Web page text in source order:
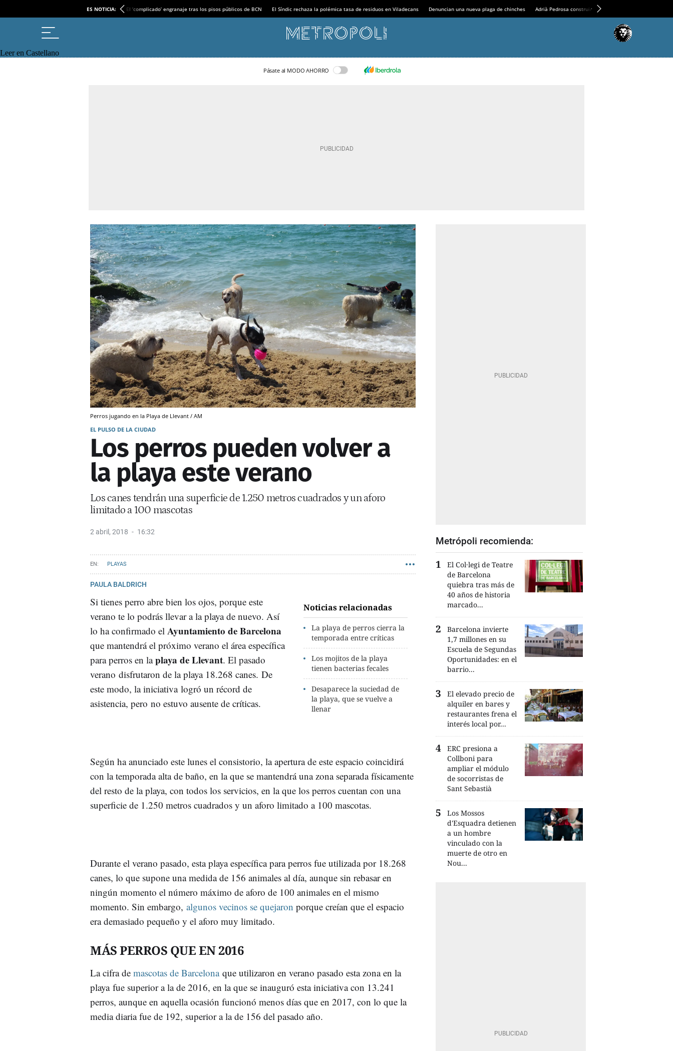
ES NOTICIA: El ‘complicado’ engranaje tras los pisos públicos de BCN El Síndic rechaza la polémica tasa de residuos en Viladecans Denuncian una nueva plaga de chinches Adrià Pedrosa construirá la nueva residencia en el
Leer en Castellano
Pásate al MODO AHORRO
Perros jugando en la Playa de Llevant / AM
EL PULSO DE LA CIUDAD
Los perros pueden volver a
la playa este verano
Los canes tendrán una superficie de 1.250 metros cuadrados y un aforo
limitado a 100 mascotas
2 abril, 2018 16:32
PLAYAS
PAULA BALDRICH
Noticias relacionadas
La playa de perros cierra la
temporada entre críticas
Los mojitos de la playa
tienen bacterias fecales
Desaparece la suciedad de
la playa, que se vuelve a
llenar
Si tienes perro abre bien los ojos, porque este
verano te lo podrás llevar a la playa de nuevo. Así
lo ha confirmado el Ayuntamiento de Barcelona
que mantendrá el próximo verano el área específica
para perros en laplaya de Llevant. El pasado
verano disfrutaron de la playa 18.268 canes. De
este modo, la iniciativa logró un récord de
asistencia, pero no estuvo ausente de críticas.
Según ha anunciado este lunes el consistorio, la apertura de este espacio coincidirá
con la temporada alta de baño, en la que se mantendrá una zona separada físicamente
del resto de la playa, con todos los servicios, en la que los perros cuentan con una
superficie de 1.250 metros cuadrados y un aforo limitado a 100 mascotas.
Durante el verano pasado, esta playa específica para perros fue utilizada por 18.268
canes, lo que supone una medida de 156 animales al día, aunque sin rebasar en
ningún momento el número máximo de aforo de 100 animales en el mismo
momento. Sin embargo, algunos vecinos se quejaron porque creían que el espacio
era demasiado pequeño y el aforo muy limitado.
MÁS PERROS QUE EN 2016
La cifra de mascotas de Barcelonaque utilizaron en verano pasado esta zona en la
playa fue superior a la de 2016, en la que se inauguró esta iniciativa con 13.241
perros, aunque en aquella ocasión funcionó menos días que en 2017, con lo que la
media diaria fue de 192, superior a la de 156 del pasado año.
Metrópoli recomienda:
El Col·legi de Teatre
de Barcelona
quiebra tras más de
40 años de historia
marcado...
Barcelona invierte
1,7 millones en su
Escuela de Segundas
Oportunidades: en el
barrio...
El elevado precio de
alquiler en bares y
restaurantes frena el
interés local por...
ERC presiona a
Collboni para
ampliar el módulo
de socorristas de
Sant Sebastià
Los Mossos
d'Esquadra detienen
a un hombre
vinculado con la
muerte de otro en
Nou...